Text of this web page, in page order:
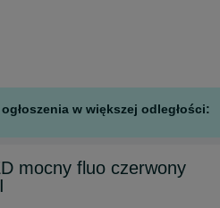
w większej odległości:
mocny fluo czerwony